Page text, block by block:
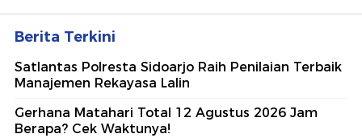
Berita Terkini
Satlantas Polresta Sidoarjo Raih Penilaian Terbaik
Manajemen Rekayasa Lalin
Gerhana Matahari Total 12 Agustus 2026 Jam
Berapa? Cek Waktunya!